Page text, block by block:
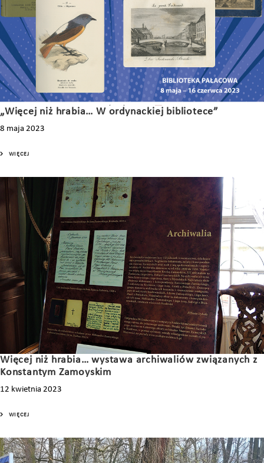
„Więcej niż hrabia… W ordynackiej bibliotece”
8 maja 2023
WIĘCEJ
Więcej niż hrabia… wystawa archiwaliów związanych z
Konstantym Zamoyskim
12 kwietnia 2023
WIĘCEJ